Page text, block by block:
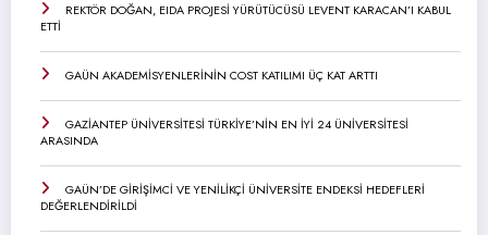
REKTÖR DOĞAN, EIDA PROJESİ YÜRÜTÜCÜSÜ LEVENT KARACAN’I KABUL
ETTİ
GAÜN AKADEMİSYENLERİNİN COST KATILIMI ÜÇ KAT ARTTI
GAZİANTEP ÜNİVERSİTESİ TÜRKİYE’NİN EN İYİ 24 ÜNİVERSİTESİ
ARASINDA
GAÜN’DE GİRİŞİMCİ VE YENİLİKÇİ ÜNİVERSİTE ENDEKSİ HEDEFLERİ
DEĞERLENDİRİLDİ